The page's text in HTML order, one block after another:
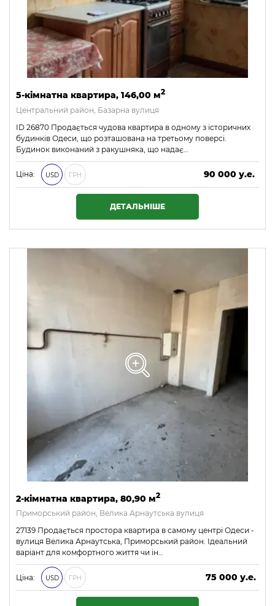
5-кімнатна квартира, 146,00 м2
Центральний район, Базарна вулиця
ID 26870 Продається чудова квартира в одному з історичних
будинків Одеси, що розташована на третьому поверсі.
Будинок виконаний з ракушняка, що надає…
Ціна: USD ГРН
90 000 у.е.
3 870 000 ₴
ДЕТАЛЬНІШЕ
2-кімнатна квартира, 80,90 м2
Приморський район, Велика Арнаутська вулиця
27139 Продається простора квартира в самому центрі Одеси -
вулиця Велика Арнаутська, Приморський район. Ідеальний
варіант для комфортного життя чи ін…
Ціна: USD ГРН
75 000 у.е.
3 225 000 ₴